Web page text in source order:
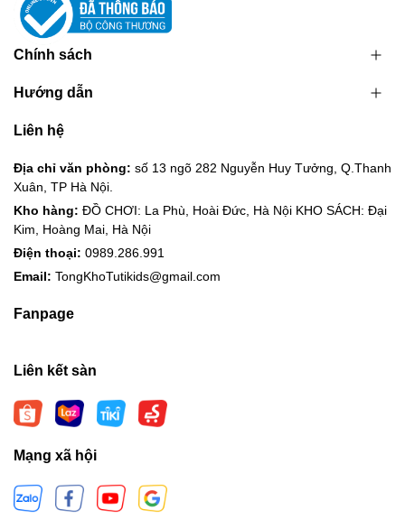
Chính sách
Hướng dẫn
Liên hệ
Địa chỉ văn phòng: số 13 ngõ 282 Nguyễn Huy Tưởng, Q.Thanh
Xuân, TP Hà Nội.
Kho hàng: ĐỒ CHƠI: La Phù, Hoài Đức, Hà Nội KHO SÁCH: Đại
Kim, Hoàng Mai, Hà Nội
Điện thoại: 0989.286.991
Email: TongKhoTutikids@gmail.com
Fanpage
Liên kết sàn
Mạng xã hội